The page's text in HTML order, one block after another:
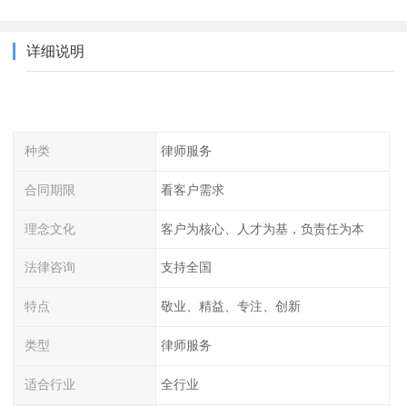
详细说明
种类 律师服务
合同期限 看客户需求
理念文化 客户为核心、人才为基，负责任为本
法律咨询 支持全国
特点 敬业、精益、专注、创新
类型 律师服务
适合行业 全行业